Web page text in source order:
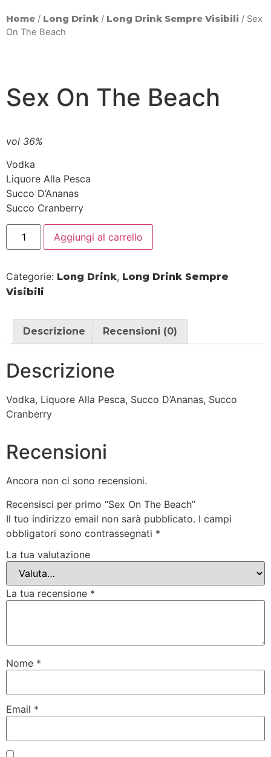
Home / Long Drink / Long Drink Sempre Visibili / Sex
On The Beach
Sex On The Beach
vol 36%
Vodka
Liquore Alla Pesca
Succo D’Ananas
Succo Cranberry
Aggiungi al carrello
Categorie: Long Drink, Long Drink Sempre
Visibili
Descrizione Recensioni (0)
Descrizione
Vodka, Liquore Alla Pesca, Succo D’Ananas, Succo
Cranberry
Recensioni
Ancora non ci sono recensioni.
Recensisci per primo “Sex On The Beach”
Il tuo indirizzo email non sarà pubblicato. I campi
obbligatori sono contrassegnati *
La tua valutazione
La tua recensione *
Nome *
Email *